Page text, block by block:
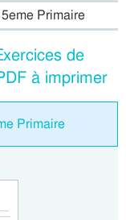
Primaire
de
à imprimer
Primaire